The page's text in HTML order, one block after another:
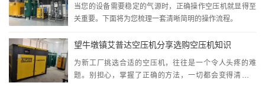
当您的设备需要稳定的气源时，正确操作空压机就显得至
关重要。下面将为您梳理一套清晰简明的操作流程。
望牛墩镇艾普达空压机分享选购空压机知识
为新工厂挑选合适的空压机，往往是一个令人头疼的难
题。别担心，掌握了正确的方法，一切都会变得清晰明